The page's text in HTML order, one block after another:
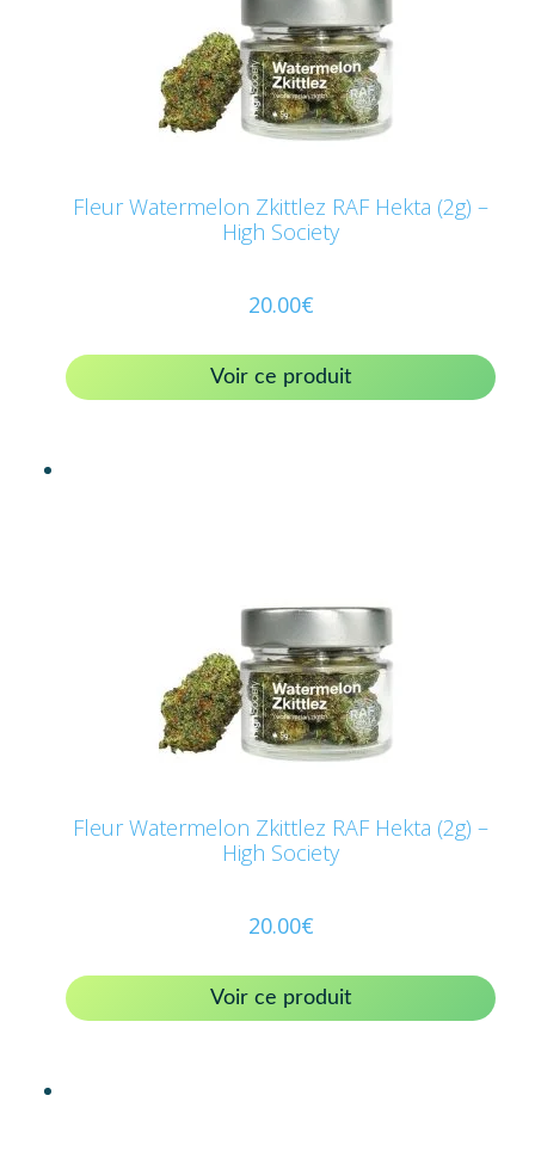
Fleur Watermelon Zkittlez RAF Hekta (2g) –
High Society
20.00€
Voir ce produit
Fleur Watermelon Zkittlez RAF Hekta (2g) –
High Society
20.00€
Voir ce produit